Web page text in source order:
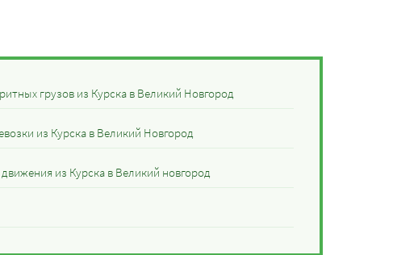
грузов из Курска в Великий Новгород
из Курска в Великий Новгород
из Курска в Великий новгород